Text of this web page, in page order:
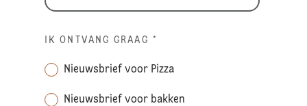
IK ONTVANG GRAAG *
Nieuwsbrief voor Pizza
Nieuwsbrief voor bakken